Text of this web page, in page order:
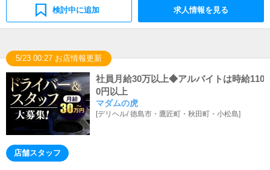
検討中に追加 求人情報を見る
5/23 00:27 お店情報更新
社員月給30万以上◆アルバイトは時給110
0円以上
マダムの虎
[デリヘル/徳島市・鷹匠町・秋田町・小松島]
店舗スタッフ